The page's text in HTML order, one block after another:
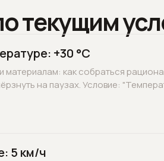
текущим
+30 °C
материалам: как собраться
на паузах. Условие:
5 км/ч